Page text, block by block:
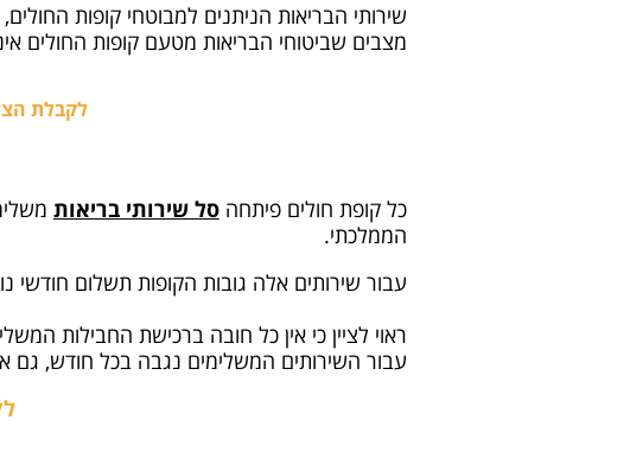
שירותי הבריאות הניתנים למבוטחי קופות
מצבים שביטוחי הבריאות מטעם קופות החולים
לקבלת
כל קופת חולים פיתחהסל שירותי בריאות
הממלכתי.
עבור שירותים אלה גובות הקופות תשלום
ראוי לציין כי אין כל חובה ברכישת החבילות
עבור השירותים המשלימים נגבה בכל חודש, גם